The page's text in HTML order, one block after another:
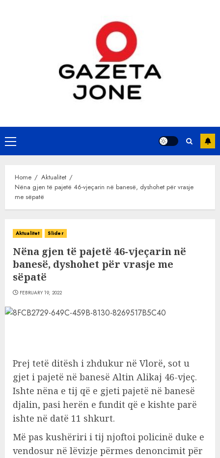
Primary
Menu
Home
Aktualitet
Nëna gjen të pajetë 46-vjeçarin në banesë, dyshohet për vrasje
me sëpatë
Aktualitet Slider
Nëna gjen të pajetë 46-vjeçarin në
banesë, dyshohet për vrasje me
sëpatë
FEBRUARY 19, 2022
Prej tetë ditësh i zhdukur në Vlorë, sot u
gjet i pajetë në banesë Altin Alikaj 46-vjeç.
Ishte nëna e tij që e gjeti pajetë në banesë
djalin, pasi herën e fundit që e kishte parë
ishte në datë 11 shkurt.
Më pas kushëriri i tij njoftoi policinë duke e
vendosur në lëvizje përmes denoncimit për